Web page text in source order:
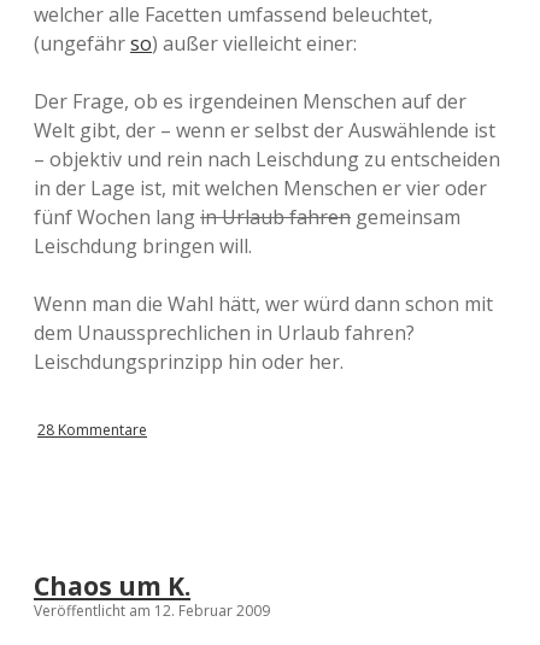
welcher alle Facetten umfassend beleuchtet,
(ungefährso) außer vielleicht einer:
Der Frage, ob es irgendeinen Menschen auf der
Welt gibt, der – wenn er selbst der Auswählende ist
– objektiv und rein nach Leischdung zu entscheiden
in der Lage ist, mit welchen Menschen er vier oder
fünf Wochen langin Urlaub fahren gemeinsam
Leischdung bringen will.
Wenn man die Wahl hätt, wer würd dann schon mit
dem Unaussprechlichen in Urlaub fahren?
Leischdungsprinzipp hin oder her.
28 Kommentare
Chaos um K.
Veröffentlicht am 12. Februar 2009